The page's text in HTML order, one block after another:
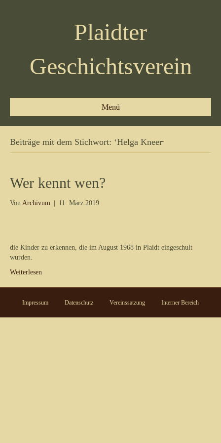
Plaidter
Geschichtsverein
Menü
Beiträge mit dem Stichwort: ‘Helga Kneer̵
Wer kennt wen?
Von Archivum 11. März 2019
die Kinder zu erkennen, die im August 1968 in Plaidt eingeschult
wurden.
Weiterlesen
Impressum Datenschutz Vereinssatzung Interner Bereich